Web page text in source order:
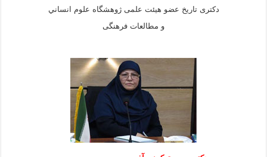
دكترى تاريخ عضو هيئت علمى ژوهشگاه علوم انساني
و مطالعات فرهنگى